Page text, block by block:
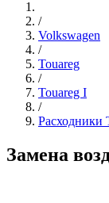
/
Volkswagen
/
Touareg
/
Touareg I
/
Расходники
Замена